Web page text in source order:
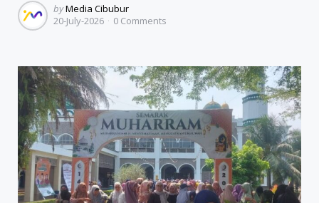
Posted
by
byMedia Cibubur
20-July-2026
0 Comments